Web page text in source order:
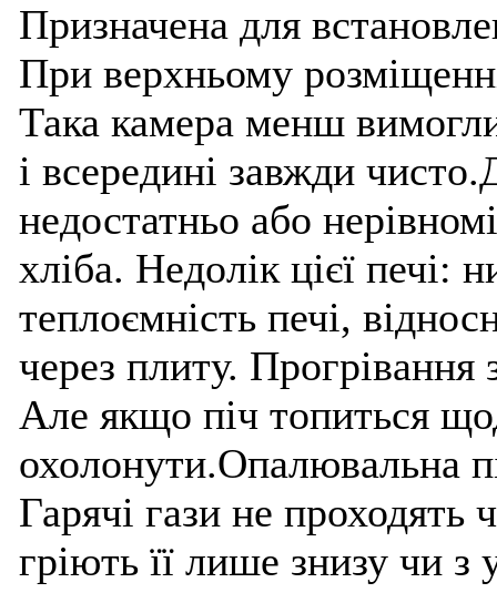
Призначена для
При верхньому
Така камера менш
і всередині завжди
недостатньо або
хліба. Недолік цієї печі:
теплоємність печі,
через плиту.
Але якщо піч топиться
охолонути.Опалювальна
Гарячі гази не проходять
гріють її лише знизу чи з